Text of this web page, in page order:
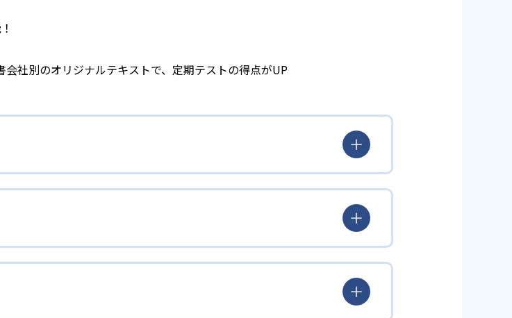
会社別のオリジナルテキストで、定期テストの得点がUP
さず、ほめることで、子どものやる気を引き出すという学習方針をとっ
もでも、個別指導で解き方をマスターし、問題が解けたらほめること
・授業にどんどん前向きに取り組むように促している。
画を策定。以下のような授業サイクルを繰り返す。
くしたい、という子どもに向いている。コーチングのテクニックによ
助けする。開校時間中は自習室を無料でいつでも利用が可能で、自宅で